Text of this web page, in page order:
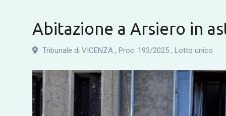
Abitazione a Arsiero in
Tribunale di VICENZA , Proc: 193/2025 , Lotto unico